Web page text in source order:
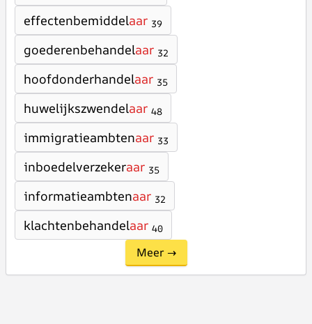
effectenbemiddelaar 39
goederenbehandelaar 32
hoofdonderhandelaar 35
huwelijkszwendelaar 48
immigratieambtenaar 33
inboedelverzekeraar 35
informatieambtenaar 32
klachtenbehandelaar 40
Meer →